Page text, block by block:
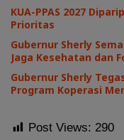
KUA-PPAS 2027
Prioritas
Gubernur Sherly
Jaga Kesehatan dan
Gubernur Sherly
Program Koperasi
Post Views: 290